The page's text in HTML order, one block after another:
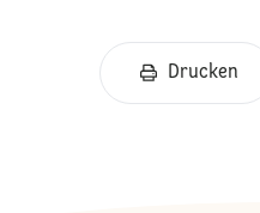
Drucken